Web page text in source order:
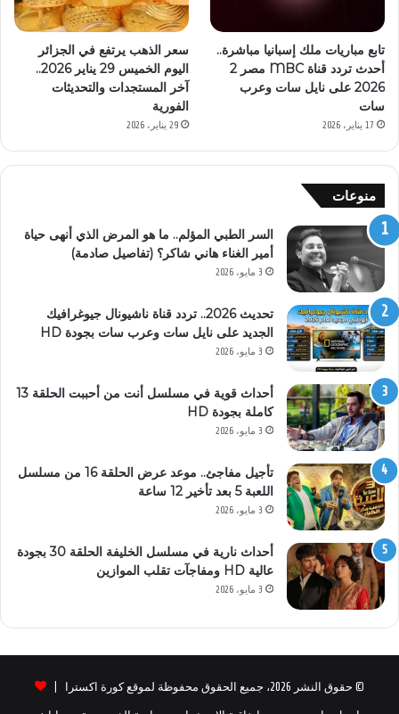
تابع مباريات ملك إسبانيا مباشرة..
أحدث تردد قناة MBC مصر 2
2026 على نايل سات وعرب
سات
17 يناير، 2026
سعر الذهب يرتفع في الجزائر
اليوم الخميس 29 يناير 2026..
آخر المستجدات والتحديثات
الفورية
29 يناير، 2026
منوعات
السر الطبي المؤلم.. ما هو المرض الذي أنهى حياة
أمير الغناء هاني شاكر؟ (تفاصيل صادمة)
3 مايو، 2026
تحديث 2026.. تردد قناة ناشيونال جيوغرافيك
الجديد على نايل سات وعرب سات بجودة HD
3 مايو، 2026
أحداث قوية في مسلسل أنت من أحببت الحلقة 13
كاملة بجودة HD
3 مايو، 2026
تأجيل مفاجئ.. موعد عرض الحلقة 16 من مسلسل
اللعبة 5 بعد تأخير 12 ساعة
3 مايو، 2026
أحداث نارية في مسلسل الخليفة الحلقة 30 بجودة
عالية HD ومفاجآت تقلب الموازين
3 مايو، 2026
© حقوق النشر 2026، جميع الحقوق محفوظة لموقع كورة اكسترا |